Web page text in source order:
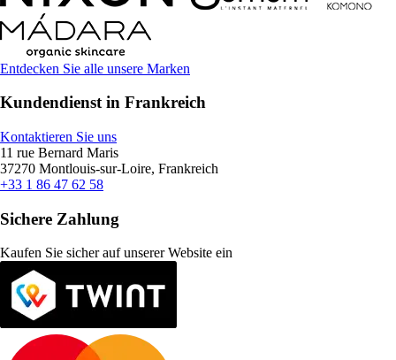
Entdecken Sie alle unsere Marken
Kundendienst in Frankreich
Kontaktieren Sie uns
11 rue Bernard Maris
37270 Montlouis-sur-Loire, Frankreich
+33 1 86 47 62 58
Sichere Zahlung
Kaufen Sie sicher auf unserer Website ein